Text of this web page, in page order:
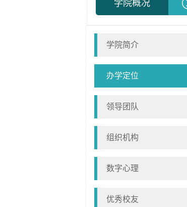
学院概况
学院简介
办学定位
领导团队
组织机构
数字心理
优秀校友